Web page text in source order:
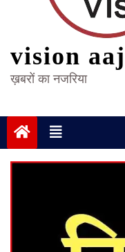
vision
ख़बरों का नजरिया